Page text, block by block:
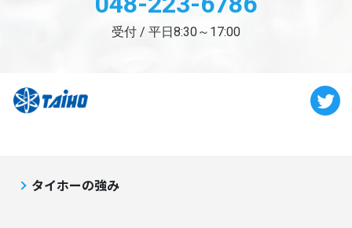
受付 / 平日8:30～17:00
タイホーの強み